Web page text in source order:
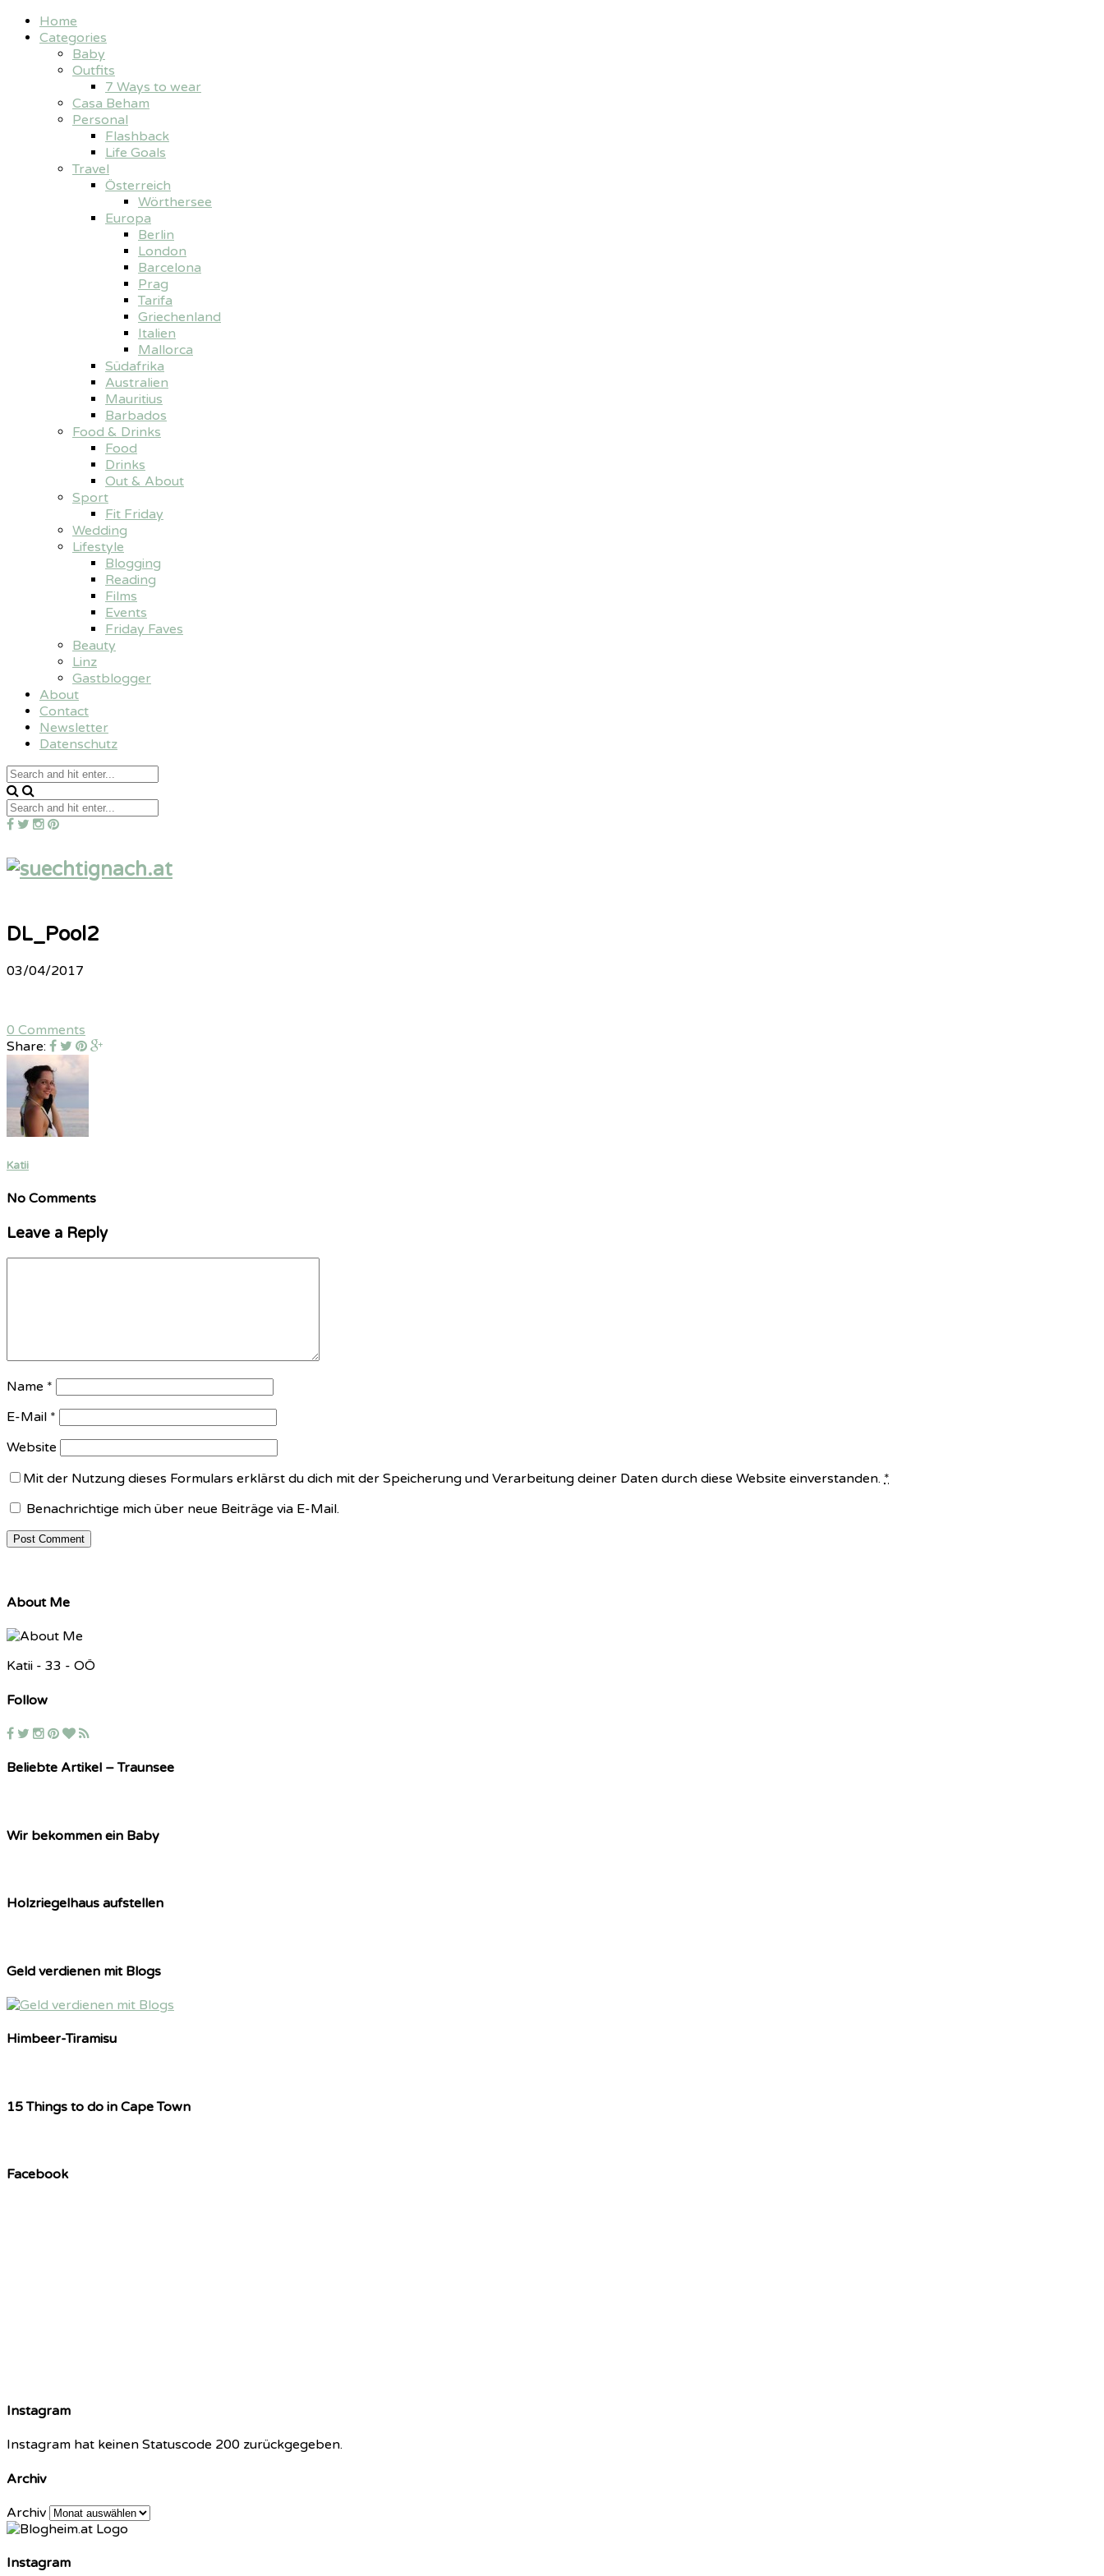
Home
Categories
Baby
Outfits
7 Ways to wear
Casa Beham
Personal
Flashback
Life Goals
Travel
Österreich
Wörthersee
Europa
Berlin
London
Barcelona
Prag
Tarifa
Griechenland
Italien
Mallorca
Südafrika
Australien
Mauritius
Barbados
Food & Drinks
Food
Drinks
Out & About
Sport
Fit Friday
Wedding
Lifestyle
Blogging
Reading
Films
Events
Friday Faves
Beauty
Linz
Gastblogger
About
Contact
Newsletter
Datenschutz
DL_Pool2
03/04/2017
0 Comments
Share:
Katii
No Comments
Leave a Reply
Name *
E-Mail *
Website
Mit der Nutzung dieses Formulars erklärst du dich mit der Speicherung und Verarbeitung deiner Daten durch diese Website einverstanden. *
Benachrichtige mich über neue Beiträge via E-Mail.
About Me
Katii - 33 - OÖ
Follow
Beliebte Artikel – Traunsee
Wir bekommen ein Baby
Holzriegelhaus aufstellen
Geld verdienen mit Blogs
Himbeer-Tiramisu
15 Things to do in Cape Town
Facebook
Instagram
Instagram hat keinen Statuscode 200 zurückgegeben.
Archiv
Archiv
Instagram